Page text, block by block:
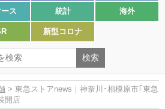
ス 統計 海外
新型コロナ
> 東急ストアnews｜神奈川･相模原市｢東急
開店